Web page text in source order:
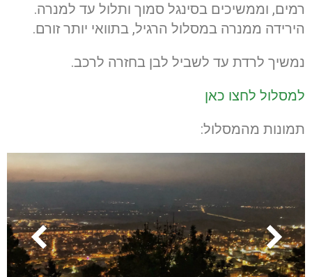
רמים, וממשיכים בסינגל סמוך ותלול עד למנרה.
הירידה ממנרה במסלול הרגיל, בתוואי יותר זורם.
נמשיך לרדת עד לשביל לבן בחזרה לרכב.
למסלול לחצו כאן
תמונות מהמסלול: